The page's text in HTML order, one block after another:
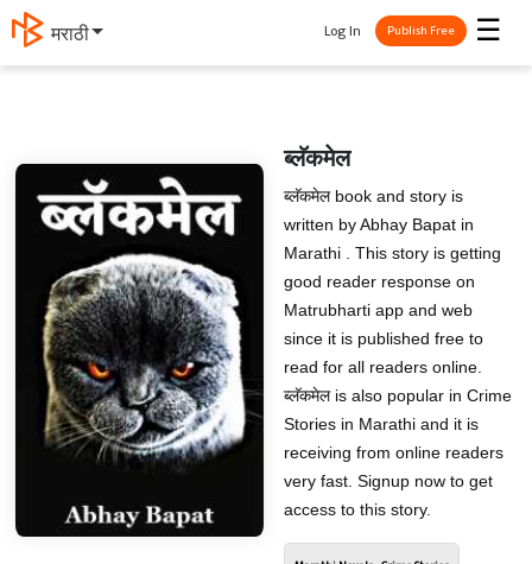
मराठी ☰
Log In Publish Free
ब्लॅकमेल
ब्लॅकमेल book and story is
written by Abhay Bapat in
Marathi . This story is getting
good reader response on
Matrubharti app and web
since it is published free to
read for all readers online.
ब्लॅकमेल is also popular in Crime
Stories in Marathi and it is
receiving from online readers
very fast. Signup now to get
access to this story.